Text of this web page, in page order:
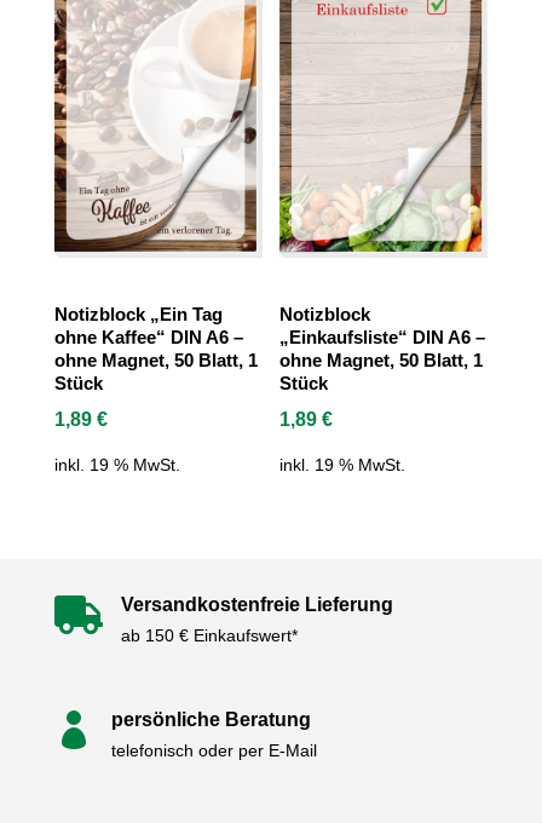
Notizblock „Ein Tag
ohne Kaffee“ DIN A6 –
ohne Magnet, 50 Blatt, 1
Stück
1,89 €
inkl. 19 % MwSt.
Notizblock
„Einkaufsliste“ DIN A6 –
ohne Magnet, 50 Blatt, 1
Stück
1,89€
inkl. 19 % MwSt.
 Versandkostenfreie Lieferung
ab 150 € Einkaufswert*
 persönliche Beratung
telefonisch oder per E-Mail